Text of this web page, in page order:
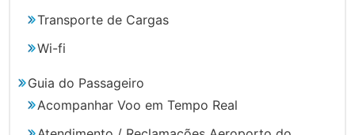
Transporte de Cargas
Wi-fi
Guia do Passageiro
Acompanhar Voo em Tempo Real